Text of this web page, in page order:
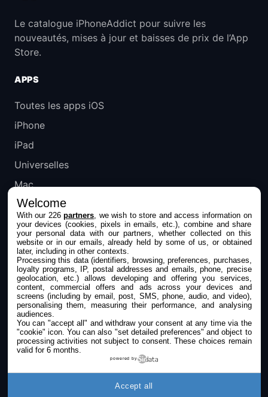
Le catalogue iPhoneAddict pour suivre les
nouveautés, mises à jour et baisses de prix de l’App
Store.
APPS
Toutes les apps iOS
iPhone
iPad
Universelles
Mac
Apple TV
IPHONEADDICT
Actualité Apple
Archives keynotes
Contact
À propos
KultureGeek
Welcome
With our 226partners , we wish to store and access information on
your devices (cookies, pixels in emails, etc.), combine and share
your personal data with our partners, whether collected on this
website or in our emails, already held by some of us, or obtained
later, including in other contexts.
Processing this data (identifiers, browsing, preferences, purchases,
loyalty programs, IP, postal addresses and emails, phone, precise
geolocation, etc.) allows developing and offering you services,
content, commercial offers and ads across your devices and
screens (including by email, post, SMS, phone, audio, and video),
personalising them, measuring their performance, and analysing
audiences.
You can "accept all" and withdraw your consent at any time via the
"cookie" icon. You can also "set detailed preferences" and object to
processing activities not subject to consent. These choices remain
valid for 6 months.
powered by
Accept all